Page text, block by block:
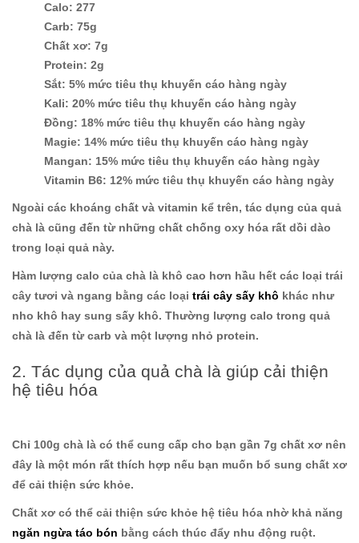
Calo: 277
Carb: 75g
Chất xơ: 7g
Protein: 2g
Sắt: 5% mức tiêu thụ khuyến cáo hàng ngày
Kali: 20% mức tiêu thụ khuyến cáo hàng ngày
Đồng: 18% mức tiêu thụ khuyến cáo hàng ngày
Magie: 14% mức tiêu thụ khuyến cáo hàng ngày
Mangan: 15% mức tiêu thụ khuyến cáo hàng ngày
Vitamin B6: 12% mức tiêu thụ khuyến cáo hàng ngày
Ngoài các khoáng chất và vitamin kể trên, tác dụng của quả
chà là cũng đến từ những chất chống oxy hóa rất dồi dào
trong loại quả này.
Hàm lượng calo của chà là khô cao hơn hầu hết các loại trái
cây tươi và ngang bằng các loại trái cây sấy khô khác như
nho khô hay sung sấy khô. Thường lượng calo trong quả
chà là đến từ carb và một lượng nhỏ protein.
2. Tác dụng của quả chà là giúp cải thiện
hệ tiêu hóa
Chỉ 100g chà là có thể cung cấp cho bạn gần 7g chất xơ nên
đây là một món rất thích hợp nếu bạn muốn bổ sung chất xơ
để cải thiện sức khỏe.
Chất xơ có thể cải thiện sức khỏe hệ tiêu hóa nhờ khả năng
ngăn ngừa táo bón bằng cách thúc đẩy nhu động ruột.